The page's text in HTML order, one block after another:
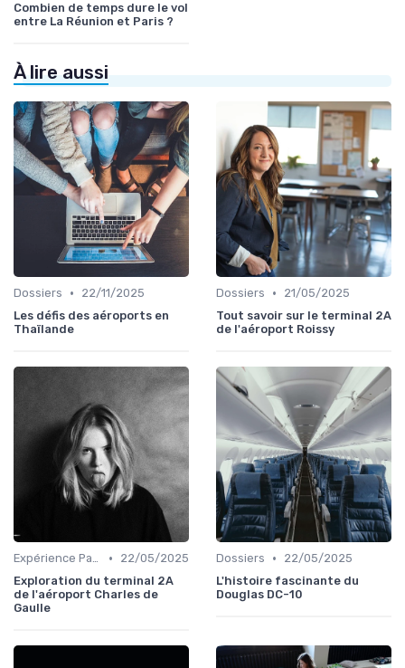
Combien de temps dure le vol
entre La Réunion et Paris ?
À lire aussi
Dossiers •
22/11/2025
Les défis des aéroports en
Thaïlande
Dossiers •
21/05/2025
Tout savoir sur le terminal 2A
de l'aéroport Roissy
Expérience Passager •
22/05/2025
Exploration du terminal 2A
de l'aéroport Charles de
Gaulle
Dossiers •
22/05/2025
L'histoire fascinante du
Douglas DC-10